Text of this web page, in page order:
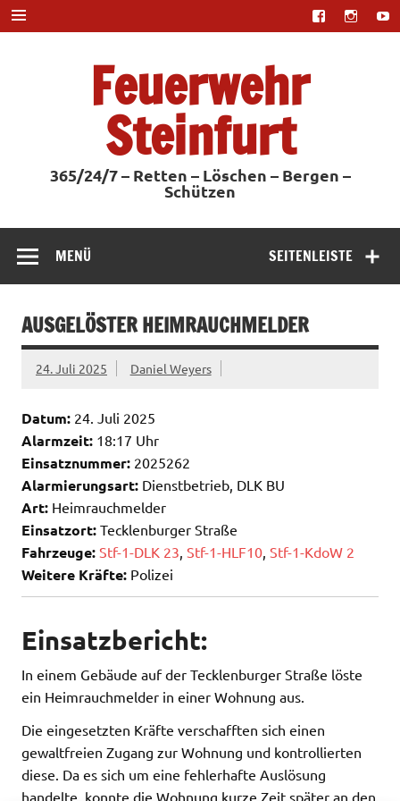
Zum
Inhalt
springen
Feuerwehr
Steinfurt
365/24/7 – Retten – Löschen – Bergen –
Schützen
SEITENLEISTE
MENÜ
AUSGELÖSTER HEIMRAUCHMELDER
24. Juli 2025 Daniel Weyers
Datum: 24. Juli 2025
Alarmzeit: 18:17 Uhr
Einsatznummer: 2025262
Alarmierungsart: Dienstbetrieb, DLK BU
Art: Heimrauchmelder
Einsatzort: Tecklenburger Straße
Fahrzeuge: Stf-1-DLK 23 Stf-1-HLF10 Stf-1-KdoW 2
Weitere Kräfte: Polizei
Einsatzbericht:
In einem Gebäude auf der Tecklenburger Straße löste
ein Heimrauchmelder in einer Wohnung aus.
Die eingesetzten Kräfte verschafften sich einen
gewaltfreien Zugang zur Wohnung und kontrollierten
diese. Da es sich um eine fehlerhafte Auslösung
handelte, konnte die Wohnung kurze Zeit später an den